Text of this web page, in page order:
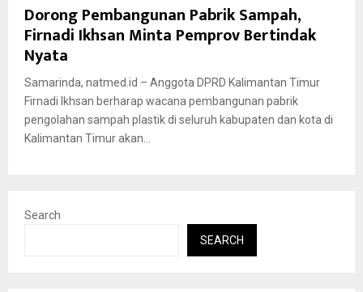
Dorong Pembangunan Pabrik Sampah,
Firnadi Ikhsan Minta Pemprov Bertindak
Nyata
Samarinda, natmed.id – Anggota DPRD Kalimantan Timur
Firnadi Ikhsan berharap wacana pembangunan pabrik
pengolahan sampah plastik di seluruh kabupaten dan kota di
Kalimantan Timur akan...
Search
SEARCH